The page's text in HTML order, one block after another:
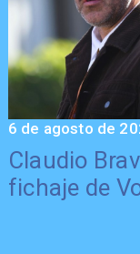
Claudio
fichaje de
6 de agosto de